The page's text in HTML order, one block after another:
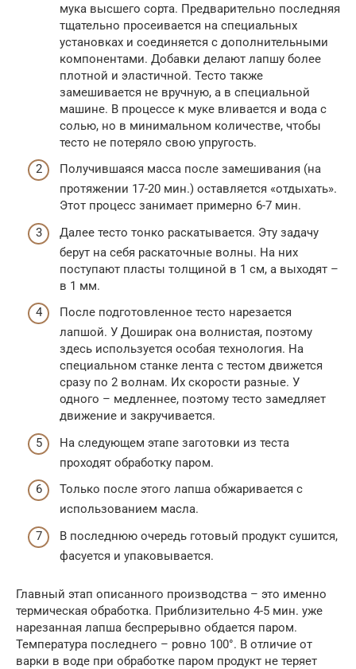
мука высшего сорта. Предварительно последняя
тщательно просеивается на специальных
установках и соединяется с дополнительными
компонентами. Добавки делают лапшу более
плотной и эластичной. Тесто также
замешивается не вручную, а в специальной
машине. В процессе к муке вливается и вода с
солью, но в минимальном количестве, чтобы
тесто не потеряло свою упругость.
Получившаяся масса после замешивания (на
протяжении 17-20 мин.) оставляется «отдыхать».
Этот процесс занимает примерно 6-7 мин.
Далее тесто тонко раскатывается. Эту задачу
берут на себя раскаточные волны. На них
поступают пласты толщиной в 1 см, а выходят –
в 1 мм.
После подготовленное тесто нарезается
лапшой. У Доширак она волнистая, поэтому
здесь используется особая технология. На
специальном станке лента с тестом движется
сразу по 2 волнам. Их скорости разные. У
одного – медленнее, поэтому тесто замедляет
движение и закручивается.
На следующем этапе заготовки из теста
проходят обработку паром.
Только после этого лапша обжаривается с
использованием масла.
В последнюю очередь готовый продукт сушится,
фасуется и упаковывается.
Главный этап описанного производства – это именно
термическая обработка. Приблизительно 4-5 мин. уже
нарезанная лапша беспрерывно обдается паром.
Температура последнего – ровно 100°. В отличие от
варки в воде при обработке паром продукт не теряет